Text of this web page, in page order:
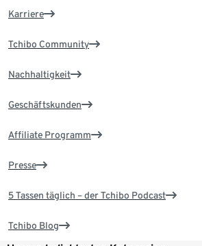
Karriere
Tchibo Community
Nachhaltigkeit
Geschäftskunden
Affiliate Programm
Presse
5 Tassen täglich – der Tchibo Podcast
Tchibo Blog